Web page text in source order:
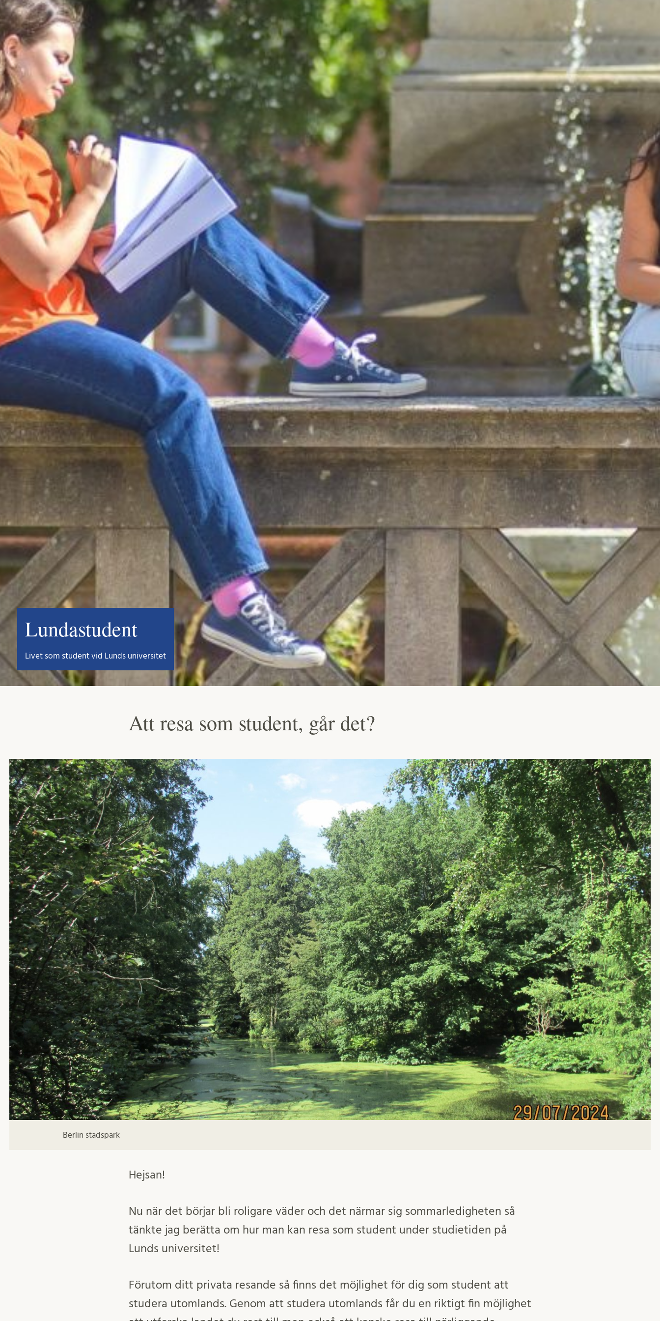
Lundastudent
Livet som student vid Lunds universitet
Att resa som student, går det?
Berlin stadspark
Hejsan!
Nu när det börjar bli roligare väder och det närmar sig sommarledigheten så
tänkte jag berätta om hur man kan resa som student under studietiden på
Lunds universitet!
Förutom ditt privata resande så finns det möjlighet för dig som student att
studera utomlands. Genom att studera utomlands får du en riktigt fin möjlighet